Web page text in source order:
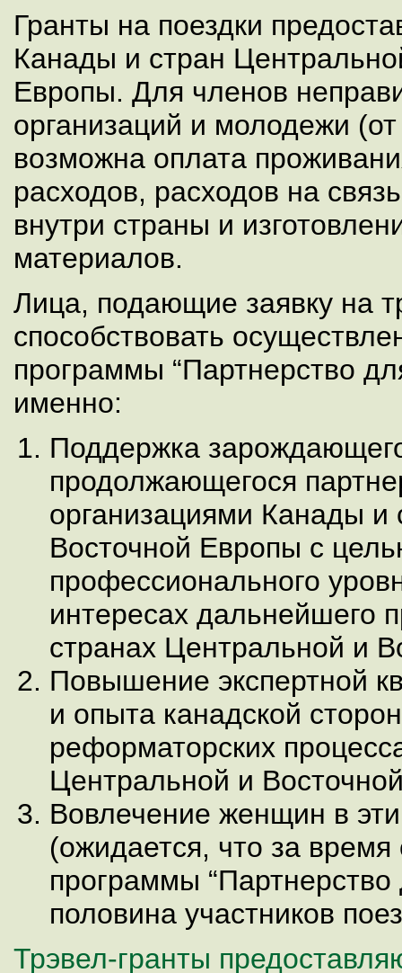
Гранты на поездки
Канады и стран
Европы. Для членов
организаций и молодежи
возможна оплата
расходов, расходов на
внутри страны и
материалов.
Лица, подающие заявку на
способствовать
программы “Партнерство
именно:
Поддержка
продолжающегося
организациями Канады и
Восточной Европы с
профессионального
интересах дальнейшего
странах Центральной и
Повышение экспертной
и опыта канадской
реформаторских
Центральной и
Вовлечение женщин в
(ожидается, что за
программы “Партнерство
половина участников
Трэвел-гранты